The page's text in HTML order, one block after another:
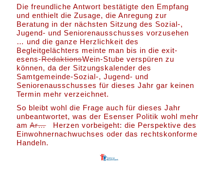
Die freundliche Antwort bestätigte den Empfang
und enthielt die Zusage, die Anregung zur
Beratung in der nächsten Sitzung des Sozial-,
Jugend- und Seniorenausschusses vorzusehen
… und die ganze Herzlichkeit des
Begleitgelächters meinte man bis in die exit-
esens-RedaktionsWein-Stube verspüren zu
können, da der Sitzungskalender des
Samtgemeinde-Sozial-, Jugend- und
Seniorenausschusses für dieses Jahr gar keinen
Termin mehr verzeichnet.
So bleibt wohl die Frage auch für dieses Jahr
unbeantwortet, was der Esenser Politik wohl mehr
amAr…Herzen vorbeigeht: die Perspektive des
Einwohnernachwuchses oder das rechtskonforme
Handeln.